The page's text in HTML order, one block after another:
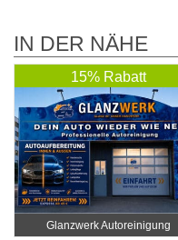
IN DER NÄHE
15% Rabatt
Glanzwerk Autoreinigung